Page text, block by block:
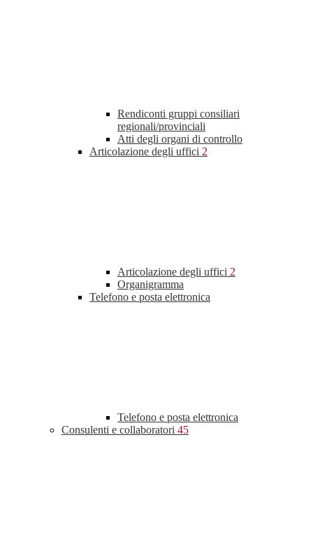
Rendiconti gruppi consiliari
regionali/provinciali
Atti degli organi di controllo
Articolazione degli uffici 2
Articolazione degli uffici 2
Organigramma
Telefono e posta elettronica
Telefono e posta elettronica
Consulenti e collaboratori 45